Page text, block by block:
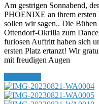
Am gestrigen Sonnabend,
PHOENIXE an ihrem ersten
sollen wir sagen.. Die
Ottendorf-Okrilla zum
furiosen Auftritt haben sich
ersten Platz ertanzt! Wir
mit freudigen Augen